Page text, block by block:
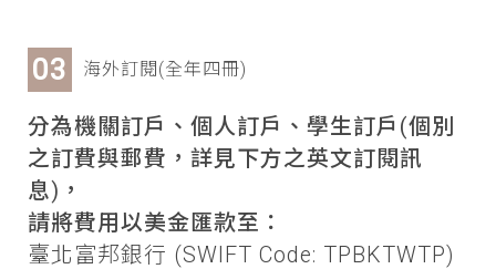
海外訂閱(全年四冊)
分為機關訂戶、個人訂戶、學生訂戶(個別
之訂費與郵費，詳見下方之英文訂閱訊
息)，
請將費用以美金匯款至：
臺北富邦銀行 (SWIFT Code: TPBKTWTP)